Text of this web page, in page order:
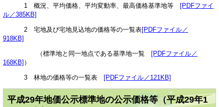
1 概況、平均価格、平均変動率、最高価格基準地等 [PDFファイ
ル／385KB]
2 宅地及び宅地見込地の価格等の一覧表[PDFファイル／
918KB]
（標準地と同一地点である基準地一覧 [PDFファイル／
168KB] ）
3 林地の価格等の一覧表 [PDFファイル／121KB]
平成29年地価公示標準地の公示価格等（平成29年1